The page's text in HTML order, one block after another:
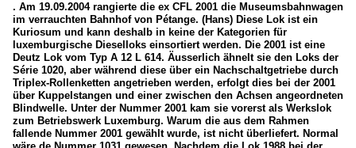
. Am 19.09.2004 rangierte die ex CFL 2001 die Museumsbahnwagen
im verrauchten Bahnhof von Pétange. (Hans) Diese Lok ist ein
Kuriosum und kann deshalb in keine der Kategorien für
luxemburgische Dieselloks einsortiert werden. Die 2001 ist eine
Deutz Lok vom Typ A 12 L 614. Äusserlich ähnelt sie den Loks der
Série 1020, aber während diese über ein Nachschaltgetriebe durch
Triplex-Rollenketten angetrieben werden, erfolgt dies bei der 2001
über Kuppelstangen und einer zwischen den Achsen angeordneten
Blindwelle. Unter der Nummer 2001 kam sie vorerst als Werkslok
zum Betriebswerk Luxemburg. Warum die aus dem Rahmen
fallende Nummer 2001 gewählt wurde, ist nicht überliefert. Normal